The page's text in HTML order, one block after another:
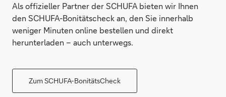
Als offizieller Partner der SCHUFA bieten wir Ihnen
den SCHUFA-Bonitätscheck an, den Sie innerhalb
weniger Minuten online bestellen und direkt
herunterladen – auch unterwegs.
Zum SCHUFA-BonitätsCheck